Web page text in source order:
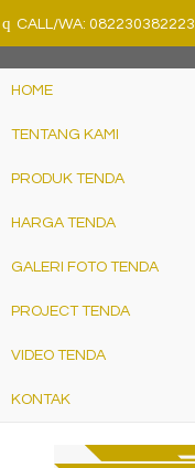
q CALL/WA: 082230382223
HOME
TENTANG KAMI
PRODUK TENDA
HARGA TENDA
GALERI FOTO TENDA
PROJECT TENDA
VIDEO TENDA
KONTAK